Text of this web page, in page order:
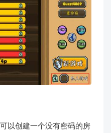
以创建一个没有密码的房